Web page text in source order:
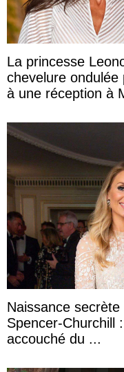
La princesse
chevelure
à une réception à
Naissance secrète
Spencer-Churchill
accouché du ...